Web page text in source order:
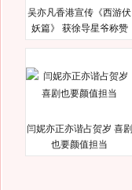
吴亦凡香港宣传《西游伏
妖篇》 获徐导星爷称赞
闫妮亦正亦谐占贺岁 喜剧
也要颜值担当